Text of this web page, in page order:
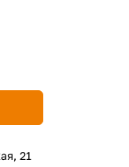
21